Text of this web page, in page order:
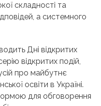
складності та
а системного
Дні відкритих
відкритих подій,
про майбутнє
освіти в Україні.
для обговорення